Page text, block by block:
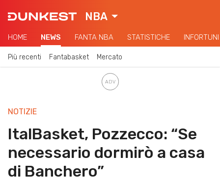
NBA
HOME NEWS FANTA NBA STATISTICHE INFORTUNI
Più recenti Fantabasket Mercato
NOTIZIE
ItalBasket, Pozzecco: “Se
necessario dormirò a casa
di Banchero”